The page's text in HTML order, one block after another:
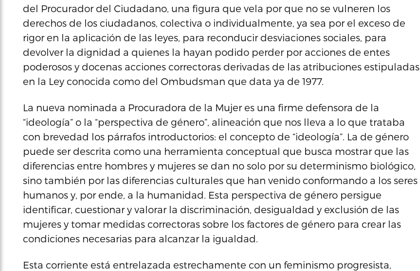
del Procurador del Ciudadano, una figura que vela por que no se vulneren los
derechos de los ciudadanos, colectiva o individualmente, ya sea por el exceso de
rigor en la aplicación de las leyes, para reconducir desviaciones sociales, para
devolver la dignidad a quienes la hayan podido perder por acciones de entes
poderosos y docenas acciones correctoras derivadas de las atribuciones estipuladas
en la Ley conocida como del Ombudsman que data ya de 1977.
La nueva nominada a Procuradora de la Mujer es una firme defensora de la
“ideología” o la “perspectiva de género”, alineación que nos lleva a lo que trataba
con brevedad los párrafos introductorios: el concepto de “ideología”. La de género
puede ser descrita como una herramienta conceptual que busca mostrar que las
diferencias entre hombres y mujeres se dan no solo por su determinismo biológico,
sino también por las diferencias culturales que han venido conformando a los seres
humanos y, por ende, a la humanidad. Esta perspectiva de género persigue
identificar, cuestionar y valorar la discriminación, desigualdad y exclusión de las
mujeres y tomar medidas correctoras sobre los factores de género para crear las
condiciones necesarias para alcanzar la igualdad.
Esta corriente está entrelazada estrechamente con un feminismo progresista,